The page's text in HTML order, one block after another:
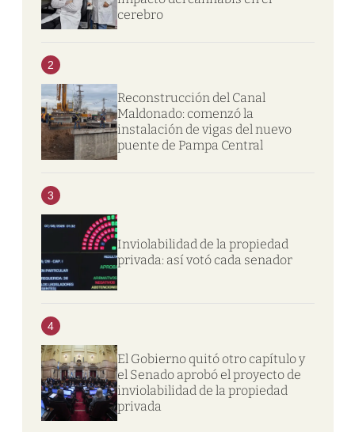
cerebro
2
Reconstrucción del Canal
Maldonado: comenzó la
instalación de vigas del nuevo
puente de Pampa Central
3
Inviolabilidad de la propiedad
privada: así votó cada senador
4
El Gobierno quitó otro capítulo y
el Senado aprobó el proyecto de
inviolabilidad de la propiedad
privada